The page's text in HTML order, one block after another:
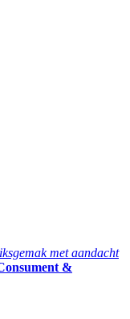
met aandacht
&